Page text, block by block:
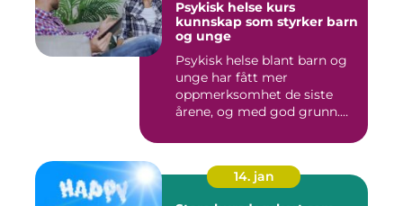
Psykisk helse kurs
kunnskap som styrker barn
og unge
Psykisk helse blant barn og
unge har fått mer
oppmerksomhet de siste
årene, og med god grunn.
14. jan